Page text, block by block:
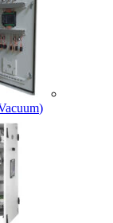
(Roots Blower / Booster Vacuum)